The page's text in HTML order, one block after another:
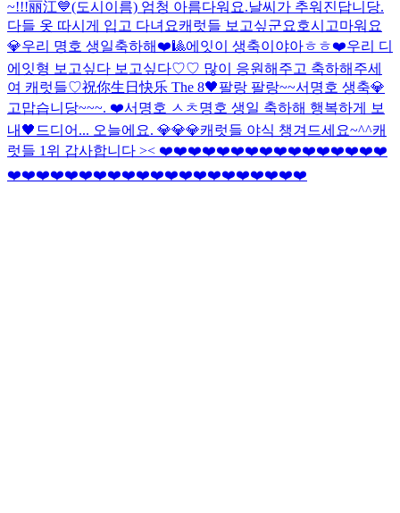
~!!!丽江💙(도시이름) 엄청 아름다워요.날씨가 추워진답니당.
다들 옷 따시게 입고 다녀요캐럿들 보고싶군요호시 고마워요
💎우리 명호 생일축하해❤️🎱에잇이 생축이야아ㅎㅎ❤️우리 디
에잇형 보고싶다 보고싶다♡♡ 많이 응원해주고 축하해주세
여 캐럿들♡祝你生日快乐 The 8🖤팔랑 팔랑~~서명호 생축💎
고맙습니당~~~. ❤️서명호 ㅅㅊ명호 생일 축하해 행복하게 보
내🖤 드디어... 오늘에요. 💎💎💎캐럿들 야식 챙겨드세요~^^캐
럿들 1위 갑사합니다 >< ❤️❤️❤️❤️❤️❤️❤️❤️❤️❤️❤️❤️❤️❤️❤️❤️
❤️❤️❤️❤️❤️❤️❤️❤️❤️❤️❤️❤️❤️❤️❤️❤️❤️❤️❤️❤️❤️